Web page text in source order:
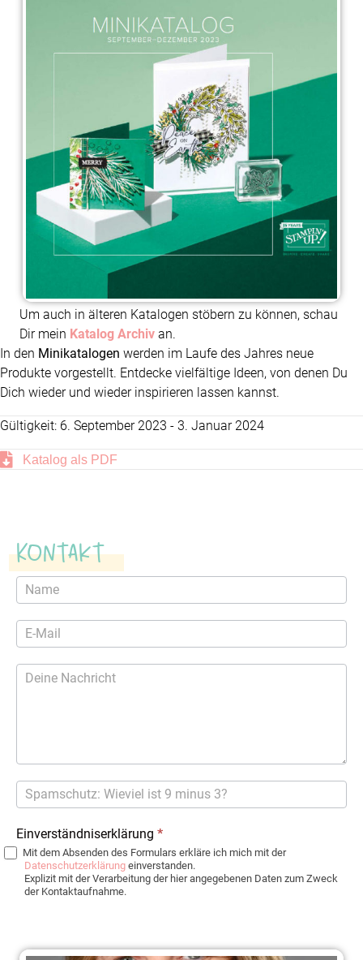
Um auch in älteren Katalogen stöbern zu können, schau
Dir mein Katalog Archiv an.
In den Minikatalogen werden im Laufe des Jahres neue
Produkte vorgestellt. Entdecke vielfältige Ideen, von denen Du
Dich wieder und wieder inspirieren lassen kannst.
Gültigkeit: 6. September 2023 - 3. Januar 2024
Katalog als PDF
Kontakt
Kontaktformular
Einverständniserklärung *
Mit dem Absenden des Formulars erkläre ich mich mit der
Datenschutzerklärung einverstanden.
Explizit mit der Verarbeitung der hier angegebenen Daten zum Zweck
der Kontaktaufnahme.